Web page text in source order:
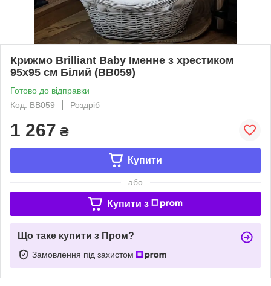
Крижмо Brilliant Baby Іменне з хрестиком
95х95 см Білий (BB059)
Готово до відправки
Код: BB059
Роздріб
1 267 ₴
Купити
або
Купити з
Що таке купити з Пром?
Замовлення під захистом